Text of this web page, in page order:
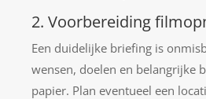
2. Voorbereiding
Een duidelijke briefing is
wensen, doelen en belangrijke
papier. Plan eventueel een